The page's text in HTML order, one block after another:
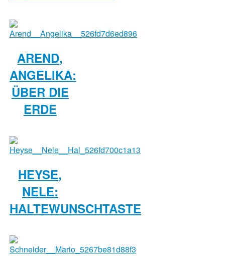
AREND,
ANGELIKA:
ÜBER DIE
ERDE
HEYSE,
NELE:
HALTEWUNSCHTASTE